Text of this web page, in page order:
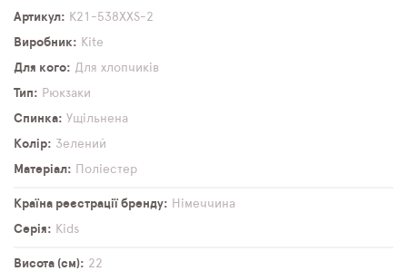
Артикул
K21-538XXS-2
Виробник
Kite
Для кого
Для хлопчиків
Тип
Рюкзаки
Спинка
Ущільнена
Колір
Зелений
Матеріал
Поліестер
Країна реєстрації бренду
Німеччина
Серія
Kids
Висота (см)
22